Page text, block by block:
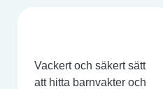
Vackert och säkert sätt
att hitta barnvakter och